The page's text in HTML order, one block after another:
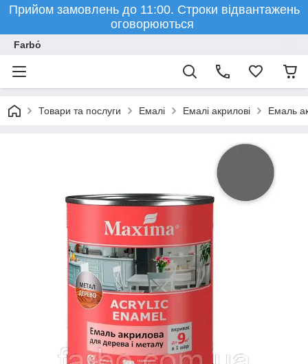
Прийом замовлень до 11:00. Строки відвантажень
оговорюються
Farbо́
Товари та послуги Емалі Емалі акрилові Емаль